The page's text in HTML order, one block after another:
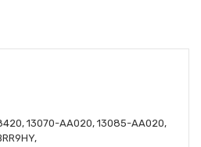
13070-AA020, 13085-AA020,